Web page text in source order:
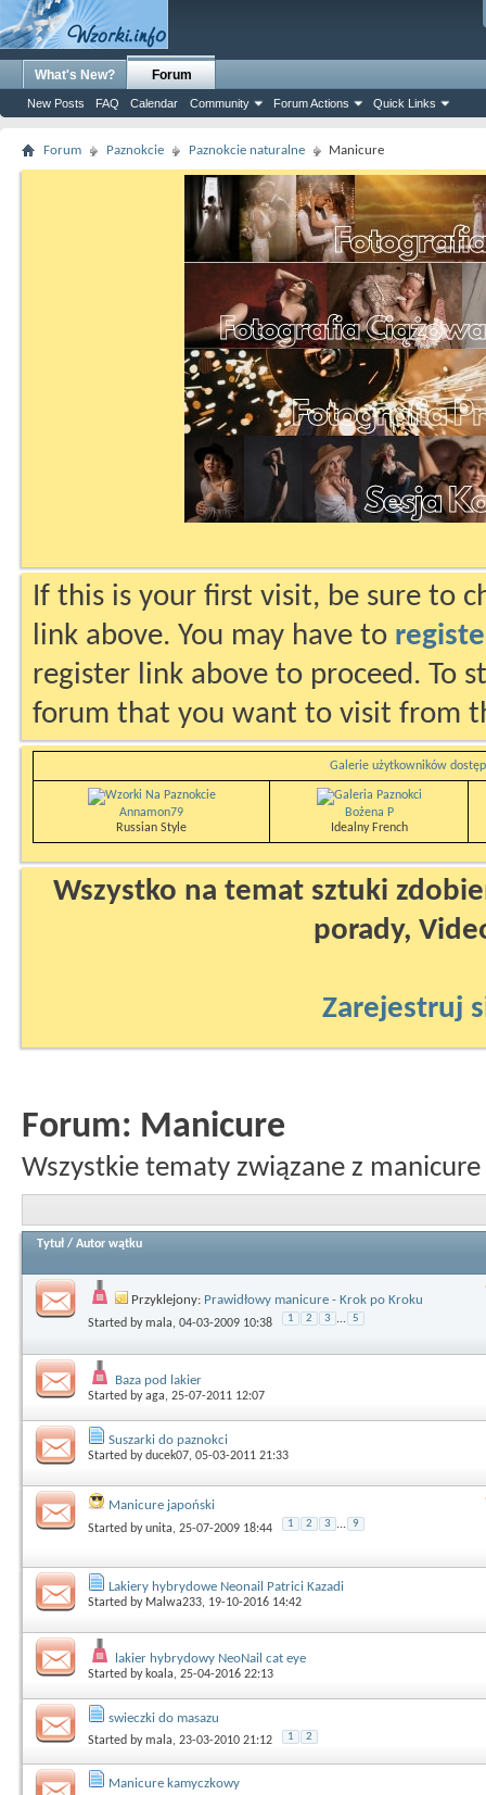
What's New? Forum
New Posts FAQ Calendar Community Forum Actions Quick Links
Forum Paznokcie Paznokcie naturalne Manicure
If this is your first visit, be sure to
link above. You may have to
register link above to proceed. To
forum that you want to visit from
Galerie użytkowników
Annamon79
Russian Style
Bożena P
Idealny French
Wszystko na temat sztuki
porady,
Zarejestruj
Forum: Manicure
Wszystkie tematy związane z manicure
Tytuł / Autor wątku
Przyklejony: Prawidłowy manicure - Krok po Kroku
Started bymala, 04-03-2009 10:38 1 2 3 ... 5
Baza pod lakier
Started byaga, 25-07-2011 12:07
Suszarki do paznokci
Started byducek07, 05-03-2011 21:33
Manicure japoński
Started byunita, 25-07-2009 18:44 1 2 3 ... 9
Lakiery hybrydowe Neonail Patrici Kazadi
Started by Malwa233, 19-10-2016 14:42
lakier hybrydowy NeoNail cat eye
Started by koala, 25-04-2016 22:13
swieczki do masazu
Started bymala, 23-03-2010 21:12 1 2
Manicure kamyczkowy